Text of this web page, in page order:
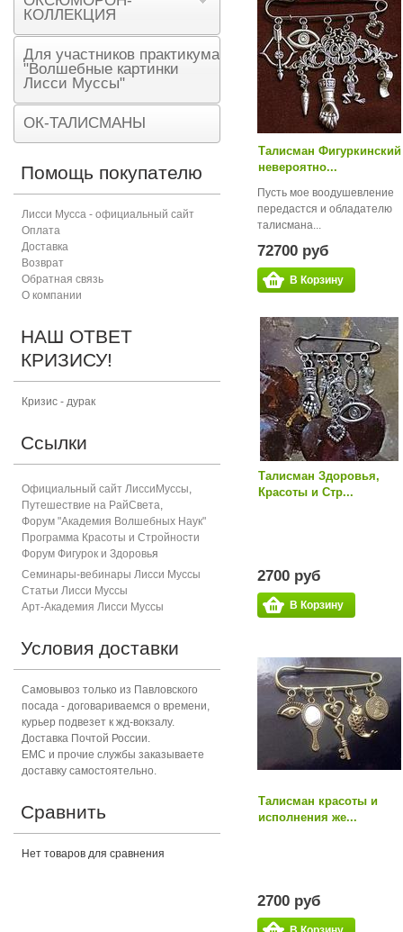
Талисман Фигуркинский
невероятно...
Пусть мое воодушевление
передастся и обладателю
талисмана...
72700 руб
В Корзину
Талисман Здоровья,
Красоты и Стр...
2700 руб
В Корзину
Талисман красоты и
исполнения же...
2700 руб
КОЛЛЕКЦИЯ
Для участников практикума
"Волшебные картинки
Лисси Муссы"
ОК-ТАЛИСМАНЫ
Помощь покупателю
Лисси Мусса - официальный сайт
Оплата
Доставка
Возврат
Обратная связь
О компании
НАШ ОТВЕТ
КРИЗИСУ!
Кризис - дурак
Ссылки
Официальный сайт ЛиссиМуссы,
Путешествие на РайСвета,
Форум "Академия Волшебных Наук"
Программа Красоты и Стройности
Форум Фигурок и Здоровья
Семинары-вебинары Лисси Муссы
Статьи Лисси Муссы
Арт-Академия Лисси Муссы
Условия доставки
Самовывоз только из Павловского
посада - договариваемся о времени,
курьер подвезет к жд-вокзалу.
Доставка Почтой России.
ЕМС и прочие службы заказываете
доставку самостоятельно.
Сравнить
Нет товаров для сравнения